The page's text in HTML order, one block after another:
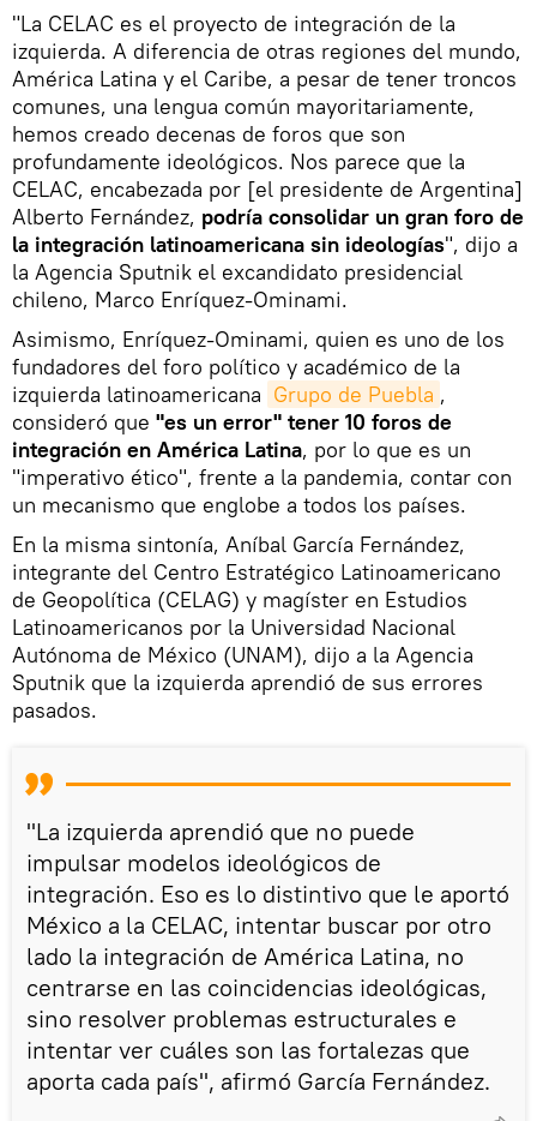
"La CELAC es el proyecto de integración de la
izquierda. A diferencia de otras regiones del mundo,
América Latina y el Caribe, a pesar de tener troncos
comunes, una lengua común mayoritariamente,
hemos creado decenas de foros que son
profundamente ideológicos. Nos parece que la
CELAC, encabezada por [el presidente de Argentina]
Alberto Fernández, podría consolidar un gran foro de
la integración latinoamericana sin ideologías", dijo a
la Agencia Sputnik el excandidato presidencial
chileno, Marco Enríquez-Ominami.
Asimismo, Enríquez-Ominami, quien es uno de los
fundadores del foro político y académico de la
izquierda latinoamericana Grupo de Puebla ,
consideró que "es un error" tener 10 foros de
integración en América Latina, por lo que es un
"imperativo ético", frente a la pandemia, contar con
un mecanismo que englobe a todos los países.
En la misma sintonía, Aníbal García Fernández,
integrante del Centro Estratégico Latinoamericano
de Geopolítica (CELAG) y magíster en Estudios
Latinoamericanos por la Universidad Nacional
Autónoma de México (UNAM), dijo a la Agencia
Sputnik que la izquierda aprendió de sus errores
pasados.
"La izquierda aprendió que no puede
impulsar modelos ideológicos de
integración. Eso es lo distintivo que le aportó
México a la CELAC, intentar buscar por otro
lado la integración de América Latina, no
centrarse en las coincidencias ideológicas,
sino resolver problemas estructurales e
intentar ver cuáles son las fortalezas que
aporta cada país", afirmó García Fernández.